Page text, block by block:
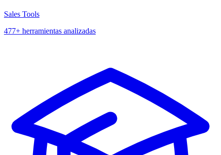
Sales Tools
477+ herramientas analizadas